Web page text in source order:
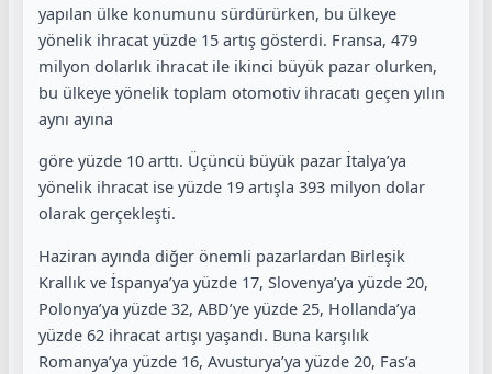
yapılan ülke konumunu sürdürürken, bu ülkeye
yönelik ihracat yüzde 15 artış gösterdi. Fransa, 479
milyon dolarlık ihracat ile ikinci büyük pazar olurken,
bu ülkeye yönelik toplam otomotiv ihracatı geçen yılın
aynı ayına
göre yüzde 10 arttı. Üçüncü büyük pazar İtalya’ya
yönelik ihracat ise yüzde 19 artışla 393 milyon dolar
olarak gerçekleşti.
Haziran ayında diğer önemli pazarlardan Birleşik
Krallık ve İspanya’ya yüzde 17, Slovenya’ya yüzde 20,
Polonya’ya yüzde 32, ABD’ye yüzde 25, Hollanda’ya
yüzde 62 ihracat artışı yaşandı. Buna karşılık
Romanya’ya yüzde 16, Avusturya’ya yüzde 20, Fas’a